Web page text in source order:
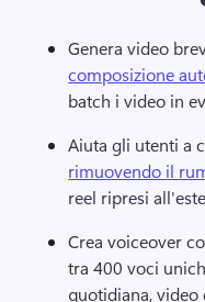
Genera video
composizione
batch i video in
Aiuta gli utenti a
rimuovendo il
reel ripresi
Crea voiceover
tra 400 voci
quotidiana,